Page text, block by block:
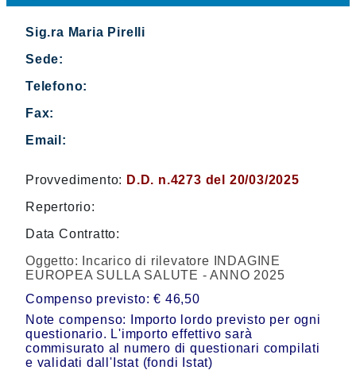
Sig.ra Maria Pirelli
Sede:
Telefono:
Fax:
Email:
Provvedimento: D.D. n.4273 del 20/03/2025
Repertorio:
Data Contratto:
Oggetto:
Incarico di rilevatore INDAGINE
EUROPEA SULLA SALUTE - ANNO 2025
Compenso previsto: € 46,50
Note compenso: Importo lordo previsto per ogni
questionario. L'importo effettivo sarà
commisurato al numero di questionari compilati
e validati dall'Istat (fondi Istat)